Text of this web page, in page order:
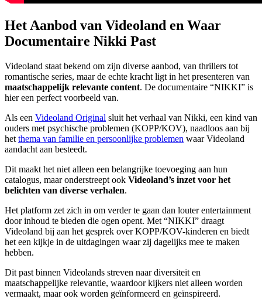
Het Aanbod van Videoland en Waar
Documentaire Nikki Past
Videoland staat bekend om zijn diverse aanbod, van thrillers tot
romantische series, maar de echte kracht ligt in het presenteren van
maatschappelijk relevante content. De documentaire “NIKKI” is
hier een perfect voorbeeld van.
Als een Videoland Original sluit het verhaal van Nikki, een kind van
ouders met psychische problemen (KOPP/KOV), naadloos aan bij
het thema van familie en persoonlijke problemen waar Videoland
aandacht aan besteedt.
Dit maakt het niet alleen een belangrijke toevoeging aan hun
catalogus, maar onderstreept ook Videoland’s inzet voor het
belichten van diverse verhalen.
Het platform zet zich in om verder te gaan dan louter entertainment
door inhoud te bieden die ogen opent. Met “NIKKI” draagt
Videoland bij aan het gesprek over KOPP/KOV-kinderen en biedt
het een kijkje in de uitdagingen waar zij dagelijks mee te maken
hebben.
Dit past binnen Videolands streven naar diversiteit en
maatschappelijke relevantie, waardoor kijkers niet alleen worden
vermaakt, maar ook worden geïnformeerd en geïnspireerd.